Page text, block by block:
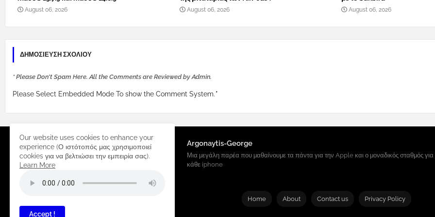
August 06, 2026 August 06, 2026 August 06, 2026
ΔΗΜΟΣΊΕΥΣΗ ΣΧΟΛΊΟΥ
* Please Don't Spam Here. All the Comments are Reviewed by Admin.
Please Select Embedded Mode To show the Comment System.*
Argonaytis-George
Μια μεγάλη παρέα που μαθαίνουμε τα πάντα για την Apple και ο μοναδικός σταθμός για
κάθε iphone
Home About Contact us Privacy Policy
Our website uses cookies to enhance your
experience (Ο ιστότοπός μας χρησιμοποιεί
cookies για να βελτιώσει την εμπειρία σας).
Learn More
Accept !